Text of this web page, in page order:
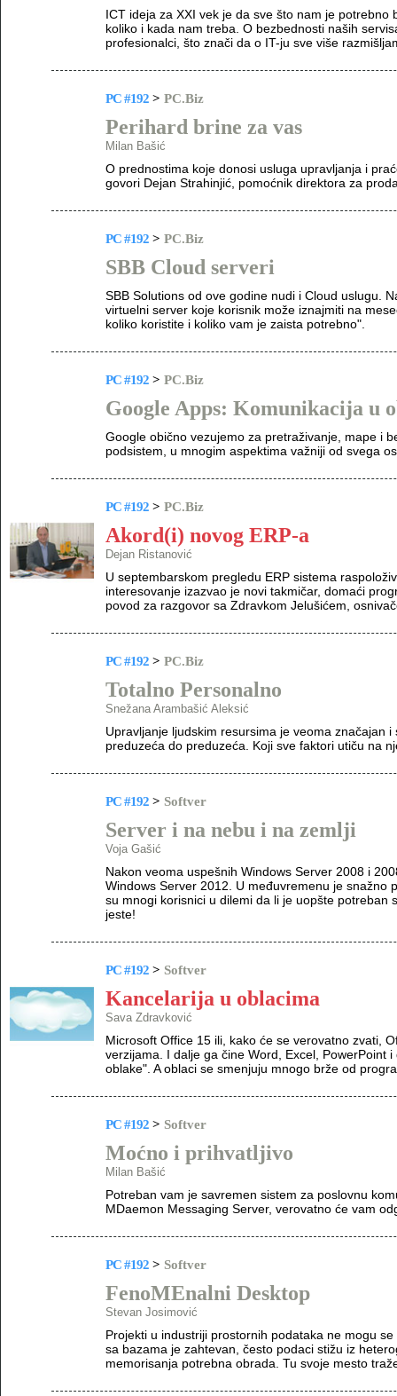
ICT ideja za XXI vek je da sve što nam je
koliko i kada nam treba. O bezbednosti naših
profesionalci, što znači da o IT-ju sve više
PC #192 > PC.Biz
Perihard brine za vas
Milan Bašić
O prednostima koje donosi usluga upravljanja i
govori Dejan Strahinjić, pomoćnik direktora za
PC #192 > PC.Biz
SBB Cloud serveri
SBB Solutions od ove godine nudi i Cloud uslugu.
virtuelni server koje korisnik može iznajmiti na
koliko koristite i koliko vam je zaista potrebno".
PC #192 > PC.Biz
Google Apps: Komunikacija u
Google obično vezujemo za pretraživanje, mape i
podsistem, u mnogim aspektima važniji od svega
PC #192 > PC.Biz
Akord(i) novog ERP-a
Dejan Ristanović
U septembarskom pregledu ERP sistema
interesovanje izazvao je novi takmičar, domaći
povod za razgovor sa Zdravkom Jelušićem,
PC #192 > PC.Biz
Totalno Personalno
Snežana Arambašić Aleksić
Upravljanje ljudskim resursima je veoma značajan
preduzeća do preduzeća. Koji sve faktori utiču na
PC #192 > Softver
Server i na nebu i na zemlji
Voja Gašić
Nakon veoma uspešnih Windows Server 2008 i
Windows Server 2012. U međuvremenu je snažno
su mnogi korisnici u dilemi da li je uopšte potreban
jeste!
PC #192 > Softver
Kancelarija u oblacima
Sava Zdravković
Microsoft Office 15 ili, kako će se verovatno zvati,
verzijama. I dalje ga čine Word, Excel, PowerPoint
oblake". A oblaci se smenjuju mnogo brže od
PC #192 > Softver
Moćno i prihvatljivo
Milan Bašić
Potreban vam je savremen sistem za poslovnu
MDaemon Messaging Server, verovatno će vam
PC #192 > Softver
FenoMEnalni Desktop
Stevan Josimović
Projekti u industriji prostornih podataka ne mogu
sa bazama je zahtevan, često podaci stižu iz
memorisanja potrebna obrada. Tu svoje mesto